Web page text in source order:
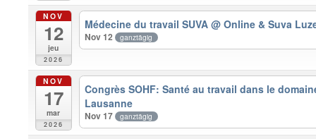
NOV
12
jeu
2026
Médecine du travail SUVA@ Online & Suva
Nov 12 ganztägig
NOV
17
mar
2026
Congrès SOHF: Santé au travail dans le
Lausanne
Nov 17 ganztägig